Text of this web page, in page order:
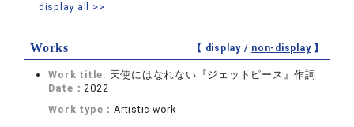
display all >>
Works 【 display / non-display】
Work title: 天使にはなれない『ジェットピース』作詞
Date：2022
Work type：Artistic work